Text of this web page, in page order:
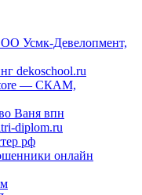
Усмк-Девелопмент,
dekoschool.ru
— СКАМ,
Ваня впн
diplom.ru
рф
онлайн